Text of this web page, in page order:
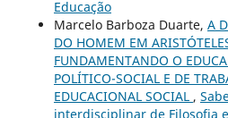
Educação
Marcelo Barboza Duarte, A
DO HOMEM EM
FUNDAMENTANDO O
POLÍTICO-SOCIAL E DE
EDUCACIONAL SOCIAL ,
interdisciplinar de Filosofia